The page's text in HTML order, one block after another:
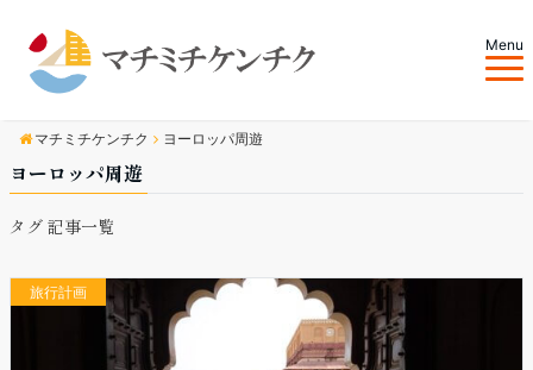
Menu
マチミチケンチク ヨーロッパ周遊
ヨーロッパ周遊
タグ 記事一覧
旅行計画